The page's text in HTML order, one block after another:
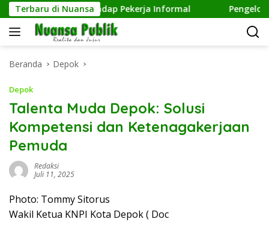
Langsung
ke
konten
Terbaru di Nuansa
terhadap Pekerja Informal Pengelolaan
Beranda Depok
Depok
Talenta Muda Depok: Solusi
Kompetensi dan Ketenagakerjaan
Pemuda
Redaksi
Juli 11, 2025
Photo: Tommy Sitorus
Wakil Ketua KNPI Kota Depok ( Doc